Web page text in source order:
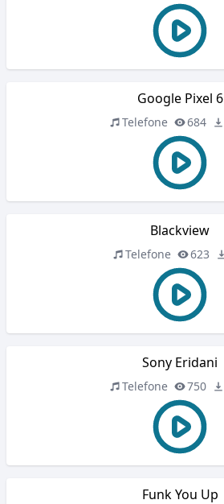
Google Pixel 6
Telefone 684
Blackview
Telefone 623
Sony Eridani
Telefone 750
Funk You Up